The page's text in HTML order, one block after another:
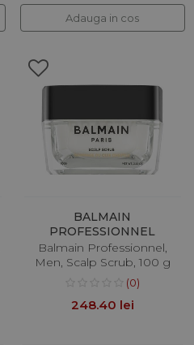
Adauga in cos
BALMAIN
PROFESSIONNEL
Balmain Professionnel,
Men, Scalp Scrub, 100 g
(0)
248.40 lei